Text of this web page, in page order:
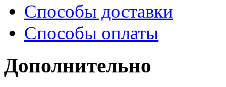
Способы доставки
Способы оплаты
Дополнительно